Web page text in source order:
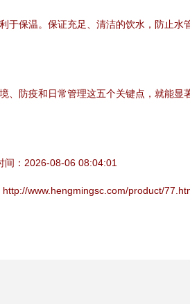
保温。保证充足、清洁的饮水，防止
防疫和日常管理这五个关键点，就能
间：2026-08-06 08:04:01
www.hengmingsc.com/product/